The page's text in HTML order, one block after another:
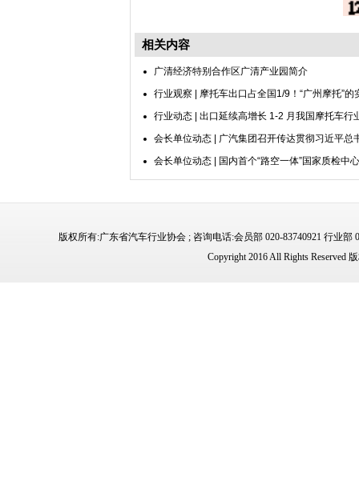
相关内容
广清经济特别合作区广清产业园简介
行业观察 | 摩托车出口占全国1/9！“广州摩托”的
行业动态 | 出口延续高增长 1-2 月我国摩托车行
会长单位动态 | 广汽集团召开传达贯彻习近平
会长单位动态 | 国内首个“路空一体”国家质检中
版权所有:广东省汽车行业协会 ; 咨询电话:会员部 020-83740921 行业部
Copyright 2016 All Rights